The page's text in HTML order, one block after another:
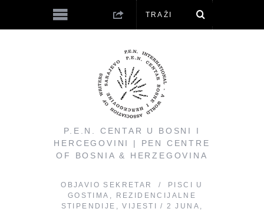
P.E.N. CENTAR U BOSNI I
HERCEGOVINI | PEN CENTRE
OF BOSNIA & HERZEGOVINA
OBJAVIO SEKRETAR
PISCI U
GOSTIMA ,
REZIDENCIJALNE
STIPENDIJE ,VIJESTI
2 JUNA,